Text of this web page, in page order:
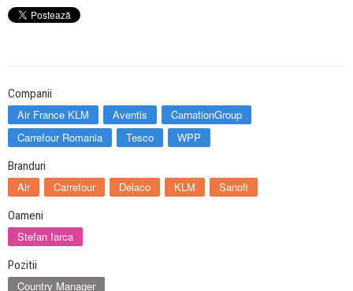
Companii
Air France KLM Aventis
CarnationGroup
Carrefour Romania
Tesco WPP
Branduri
Air Carrefour Delaco KLM Sanofi
Oameni
Stefan Iarca
Pozitii
Country Manager